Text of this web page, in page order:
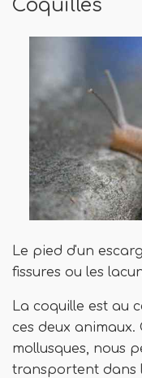
Coquilles
Le pied d'un
fissures ou les
La coquille est au
ces deux
mollusques, nous
transportent dans